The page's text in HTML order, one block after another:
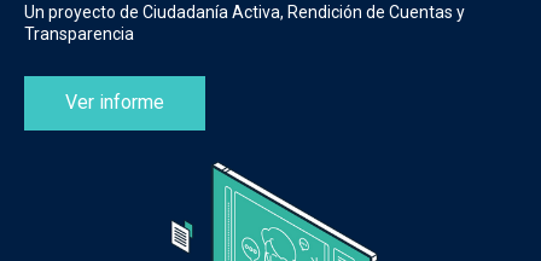
Un proyecto de Ciudadanía Activa, Rendición de Cuentas y
Transparencia
Ver informe